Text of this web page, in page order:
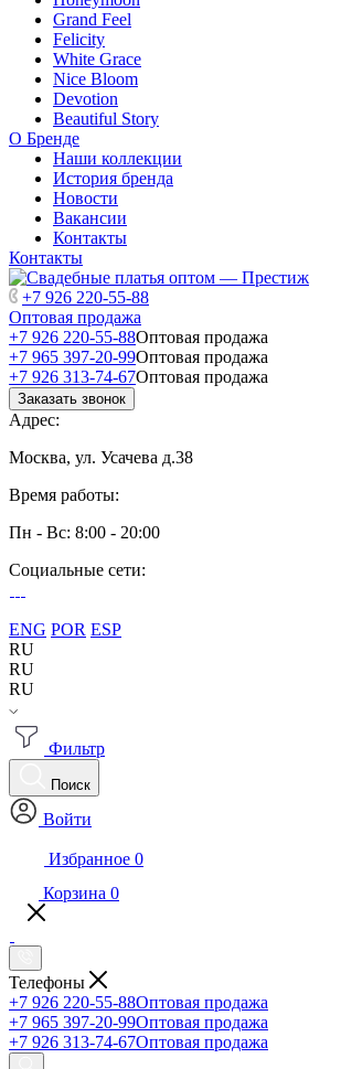
Grand Feel
Felicity
White Grace
Nice Bloom
Devotion
Beautiful Story
О Бренде
Наши коллекции
История бренда
Новости
Вакансии
Контакты
Контакты
+7 926 220-55-88
Оптовая продажа
+7 926 220-55-88Оптовая продажа
+7 965 397-20-99Оптовая продажа
+7 926 313-74-67Оптовая продажа
Заказать звонок
Адрес:
Москва, ул. Усачева д.38
Время работы:
Пн - Вс: 8:00 - 20:00
Социальные сети:
ENG POR ESP
RU
RU
RU
Фильтр
Поиск
Войти
Избранное 0
Корзина 0
Телефоны
+7 926 220-55-88Оптовая продажа
+7 965 397-20-99Оптовая продажа
+7 926 313-74-67Оптовая продажа